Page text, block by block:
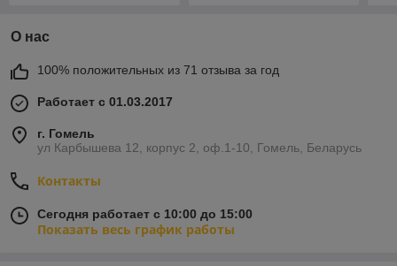
О нас
100% положительных из 71 отзыва за год
Работает с 01.03.2017
г. Гомель
ул Карбышева 12, корпус 2, оф.1-10, Гомель, Беларусь
Контакты
Сегодня работает с 10:00 до 15:00
Показать весь график работы